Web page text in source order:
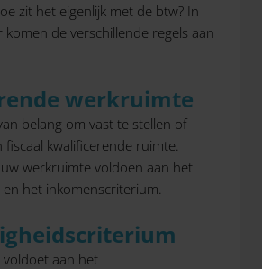
zit het eigenlijk met de btw? In
komen de verschillende regels aan
werkruimte
belang om vast te stellen of
fiscaal kwalificerende ruimte.
werkruimte voldoen aan het
het inkomenscriterium.
voldoet aan het